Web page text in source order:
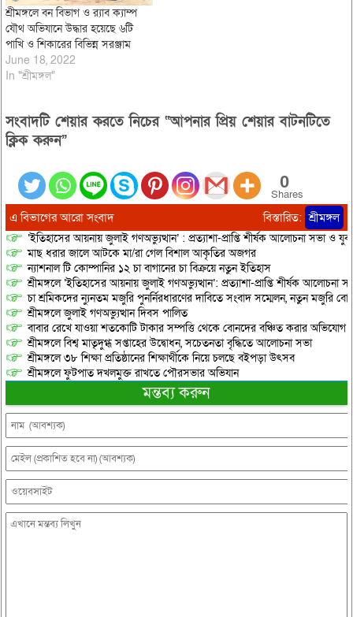
শ্রীমঙ্গলে বন বিভাগ ও র‌্যাব ক্যাম্প
যৌথ অভিযানে উদ্ধার হয়েছে ৬টি
পাখি ও শিকারের বিভিন্ন সরঞ্জাম
June 18, 2022
In "শ্রীমঙ্গল"
সংবাদটি শেয়ার করতে নিচের “আপনার প্রিয় শেয়ার বাটনটিতে
ক্লিক করুন”
0
Shares
এ বিভাগের আরো সংবাদ বিস্তারিত: শ্রীমঙ্গল
‘ইতিহাসের আয়নায় জুলাই গণঅভ্যুত্থান’ : প্রত্যাশা-প্রাপ্তি শীর্ষক আলোচনা সভা ও
মাছ ধরার জালে আটকে মা/রা গেল বিশাল আকৃতির অজগর
ন্যাশনাল টি কোম্পানির ১২ চা বাগানের চা বিক্রয়ে নতুন ইতিহাস
শ্রীমঙ্গলে ‘ইতিহাসের আয়নায় জুলাই গণঅভ্যুত্থান’: প্রত্যাশা-প্রাপ্তি শীর্ষক আলোচনা
চা শ্রমিকদের ন্যুনতম মজুরি পুনর্নিরধারণের দাবিতে সংবাদ সম্মেলন, নতুন মজুরি
শ্রীমঙ্গলে জুলাই গণঅভ্যুত্থান দিবস পালিত
বাবার রেখে যাওয়া শতকোটি টাকার সম্পত্তি থেকে বোনদের বঞ্চিত করার অভিযোগ
শ্রীমঙ্গলে বিশ্ব মাতৃদুগ্ধ সপ্তাহের উদ্বোধন, সচেতনতা বৃদ্ধিতে আলোচনা সভা
শ্রীমঙ্গলে ৩৮ শিক্ষা প্রতিষ্ঠানের শিক্ষার্থীকে নিয়ে চলছে বইপড়া উৎসব
শ্রীমঙ্গলে ফুটপাত দখলমুক্ত রাখতে পৌরসভার অভিযান
মন্তব্য করুন